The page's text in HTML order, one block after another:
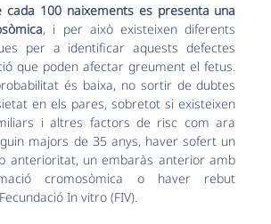
cada 100 naixements es presenta una
, i per això existeixen diferents
per a identificar aquests defectes
que poden afectar greument el fetus.
és baixa, no sortir de dubtes
en els pares, sobretot si existeixen
i altres factors de risc com ara
majors de 35 anys, haver sofert un
anterioritat, un embaràs anterior amb
cromosòmica o haver rebut
In vitro (FIV).